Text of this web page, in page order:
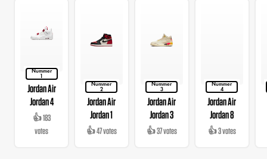
Nummer
1
Jordan Air
Jordan 4
👍 183
votes
Nummer
2
Jordan Air
Jordan 1
👍 47 votes
Nummer
3
Jordan Air
Jordan 3
👍 37 votes
Nummer
4
Jordan Air
Jordan 8
👍 3 votes